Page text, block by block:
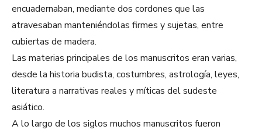
encuadernaban, mediante dos cordones que las
atravesaban manteniéndolas firmes y sujetas, entre
cubiertas de madera.
Las materias principales de los manuscritos eran varias,
desde la historia budista, costumbres, astrología, leyes,
literatura a narrativas reales y míticas del sudeste
asiático.
A lo largo de los siglos muchos manuscritos fueron